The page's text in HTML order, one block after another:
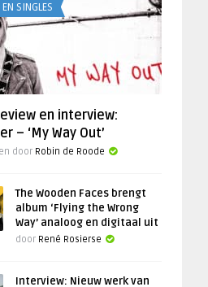
SINGLES
en interview:
– ‘My Way Out’
door Robin de Roode
The Wooden Faces brengt
album ‘Flying the Wrong
Way’ analoog en digitaal uit
door René Rosierse
Interview: Nieuw werk van